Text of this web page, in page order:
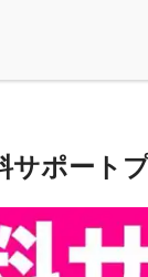
サポート